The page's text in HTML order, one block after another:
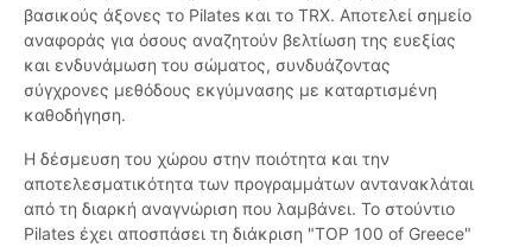
βασικούς άξονες το Pilates και το TRX. Αποτελεί σημείο
αναφοράς για όσους αναζητούν βελτίωση της ευεξίας
και ενδυνάμωση του σώματος, συνδυάζοντας
σύγχρονες μεθόδους εκγύμνασης με καταρτισμένη
καθοδήγηση.
Η δέσμευση του χώρου στην ποιότητα και την
αποτελεσματικότητα των προγραμμάτων αντανακλάται
από τη διαρκή αναγνώριση που λαμβάνει. Το στούντιο
Pilates έχει αποσπάσει τη διάκριση "TOP 100 of Greece"